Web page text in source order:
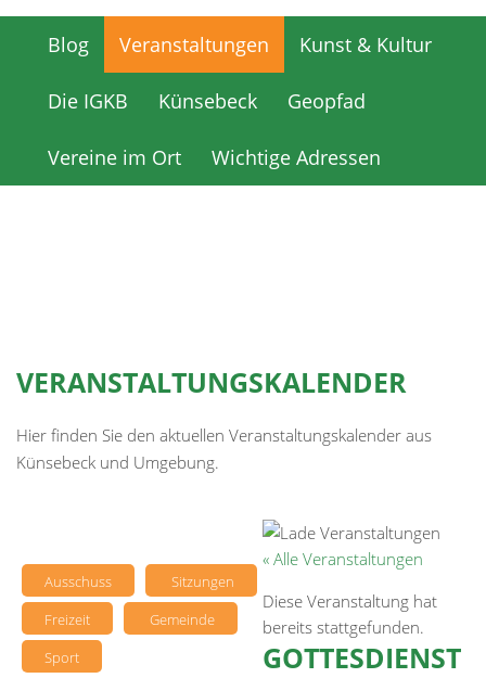
Blog Veranstaltungen Kunst & Kultur
Die IGKB Künsebeck Geopfad
Vereine im Ort Wichtige Adressen
VERANSTALTUNGSKALENDER
Hier finden Sie den aktuellen Veranstaltungskalender aus
Künsebeck und Umgebung.
Ausschuss
Sitzungen
Freizeit
Gemeinde
Sport
« Alle Veranstaltungen
Diese Veranstaltung hat
bereits stattgefunden.
GOTTESDIENST